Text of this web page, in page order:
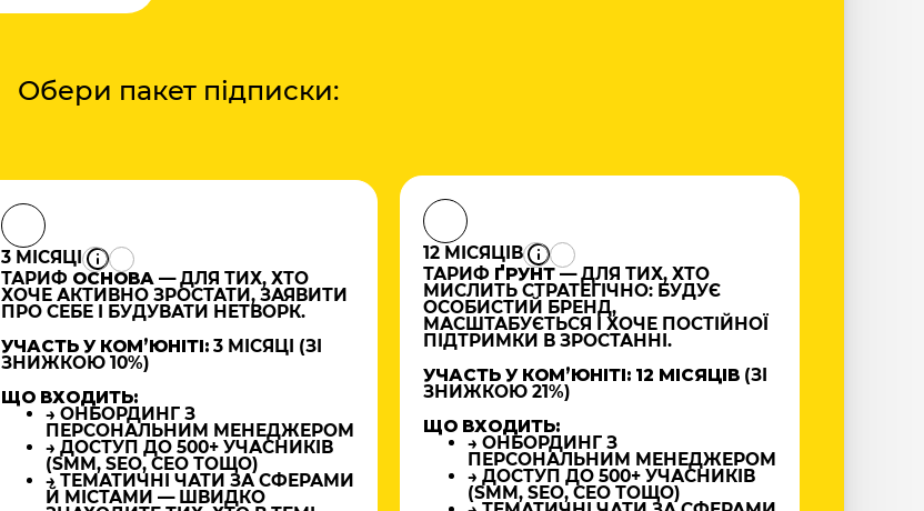
Обери пакет підписки:
3 МІСЯЦІ
ТАРИФ ОСНОВА — ДЛЯ ТИХ, ХТО
ХОЧЕ АКТИВНО ЗРОСТАТИ, ЗАЯВИТИ
ПРО СЕБЕ І БУДУВАТИ НЕТВОРК.
УЧАСТЬ У КОМʼЮНІТІ: 3 МІСЯЦІ (ЗІ
ЗНИЖКОЮ 10%)
ЩО ВХОДИТЬ:
→ ОНБОРДИНГ З
ПЕРСОНАЛЬНИМ МЕНЕДЖЕРОМ
→ ДОСТУП ДО 500+ УЧАСНИКІВ
(SMM, SEO, CEO ТОЩО)
→ ТЕМАТИЧНІ ЧАТИ ЗА СФЕРАМИ
Й МІСТАМИ — ШВИДКО
12 МІСЯЦІВ
ТАРИФ ҐРУНТ— ДЛЯ ТИХ, ХТО
МИСЛИТЬ СТРАТЕГІЧНО: БУДУЄ
ОСОБИСТИЙ БРЕНД,
МАСШТАБУЄТЬСЯ І ХОЧЕ ПОСТІЙНОЇ
ПІДТРИМКИ В ЗРОСТАННІ.
УЧАСТЬ У КОМʼЮНІТІ: 12 МІСЯЦІВ (ЗІ
ЗНИЖКОЮ 21%)
ЩО ВХОДИТЬ:
→ ОНБОРДИНГ З
ПЕРСОНАЛЬНИМ МЕНЕДЖЕРОМ
→ ДОСТУП ДО 500+ УЧАСНИКІВ
(SMM, SEO, CEO ТОЩО)